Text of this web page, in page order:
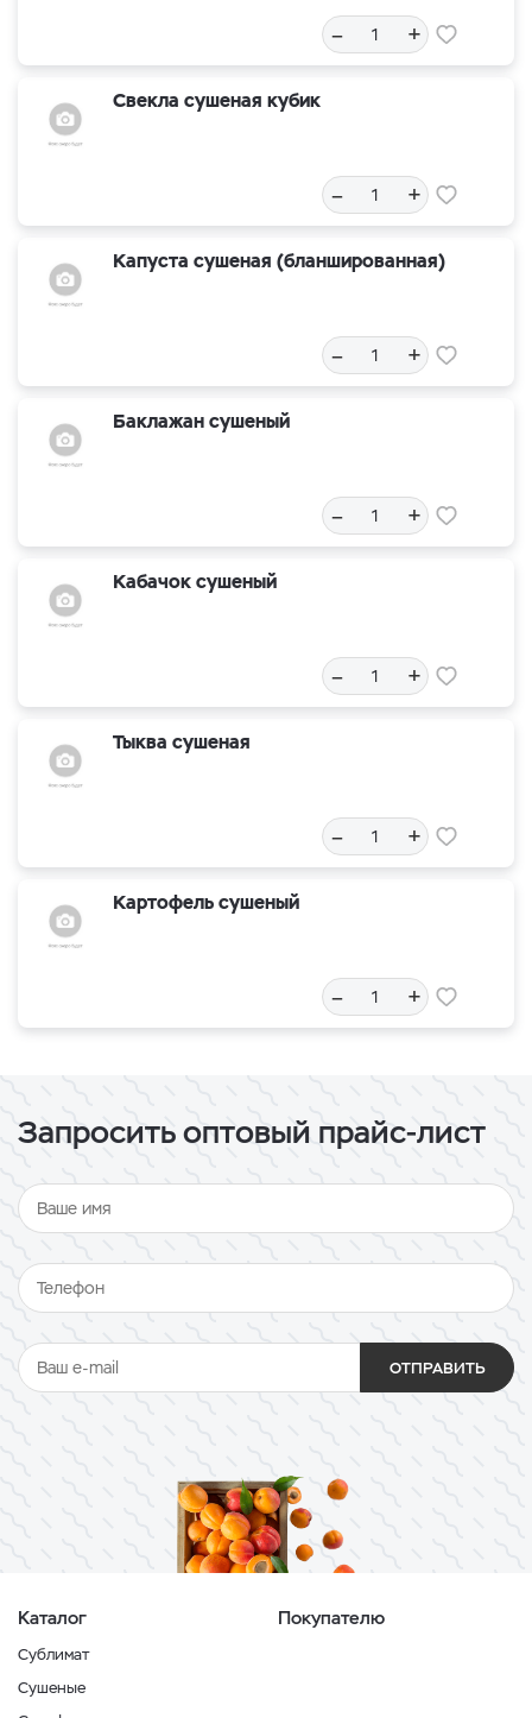
– +
Свекла сушеная кубик
– +
Капуста сушеная (бланшированная)
– +
Баклажан сушеный
– +
Кабачок сушеный
– +
Тыква сушеная
– +
Картофель сушеный
– +
Запросить оптовый прайс-лист
ОТПРАВИТЬ
Каталог
Сублимат
Сушеные
Покупателю